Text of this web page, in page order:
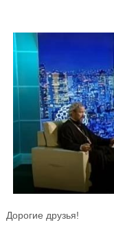
Дорогие друзья!